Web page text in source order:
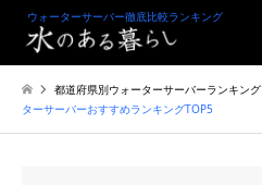
ウォーターサーバー徹底比較ランキング
都道府県別ウォーターサーバーランキング
ターサーバーおすすめランキングTOP5